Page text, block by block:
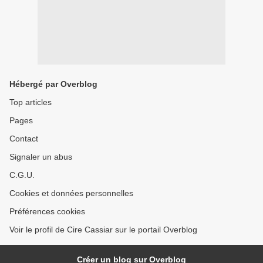
Hébergé par Overblog
Top articles
Pages
Contact
Signaler un abus
C.G.U.
Cookies et données personnelles
Préférences cookies
Voir le profil de Cire Cassiar sur le portail Overblog
Créer un blog sur Overblog